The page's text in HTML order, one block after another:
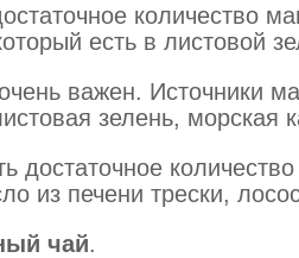
количество
есть в листовой
очень важен. Источники
зелень, морская
достаточное количество
из печени трески,
чай.